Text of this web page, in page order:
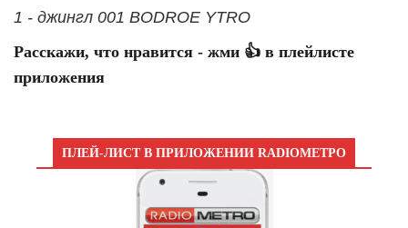
1 - джингл 001 BODROE YTRO
Расскажи, что нравится - жми 👍 в плейлисте
приложения
ПЛЕЙ-ЛИСТ В ПРИЛОЖЕНИИ RADIOМЕТРО